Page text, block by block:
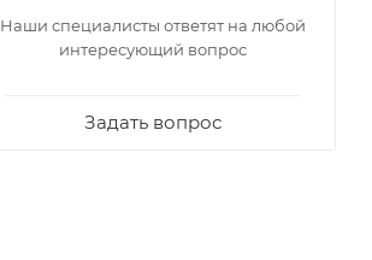
Наши специалисты ответят на любой
интересующий вопрос
Задать вопрос